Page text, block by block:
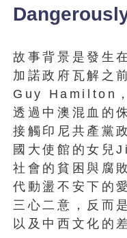
Dangerously
故事背景是發生
加諾政府瓦解之
Guy Hamilton，
透過中澳混血的
接觸印尼共產黨
國大使館的女
社會的貧困與腐
代動盪不安下的
三心二意，反而
以及中西文化的